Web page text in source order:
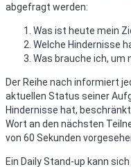
abgefragt werden:
Was ist heute mein
Welche Hindernisse
Was brauche ich, um
Der Reihe nach informiert
aktuellen Status seiner
Hindernisse hat,
Wort an den nächsten
von 60 Sekunden
Ein Daily Stand-up kann